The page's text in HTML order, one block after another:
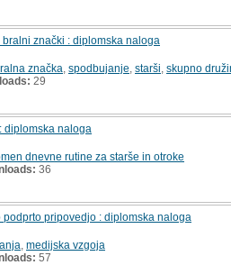
znački : diplomska naloga
značka spodbujanje starši skupno
29
diplomska naloga
dnevne rutine za starše in otroke
36
pripovedjo : diplomska naloga
medijska vzgoja
57